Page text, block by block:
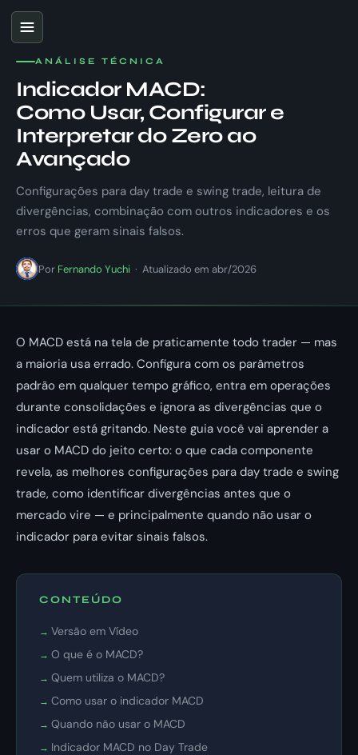
ANÁLISE TÉCNICA
Indicador MACD:
Como Usar, Configurar e
Interpretar do Zero ao
Avançado
Configurações para day trade e swing trade, leitura de
divergências, combinação com outros indicadores e os
erros que geram sinais falsos.
Por Fernando Yuchi · Atualizado em abr/2026
O MACD está na tela de praticamente todo trader — mas
a maioria usa errado. Configura com os parâmetros
padrão em qualquer tempo gráfico, entra em operações
durante consolidações e ignora as divergências que o
indicador está gritando. Neste guia você vai aprender a
usar o MACD do jeito certo: o que cada componente
revela, as melhores configurações para day trade e swing
trade, como identificar divergências antes que o
mercado vire — e principalmente quando não usar o
indicador para evitar sinais falsos.
CONTEÚDO
Versão em Vídeo
O que é o MACD?
Quem utiliza o MACD?
Como usar o indicador MACD
Quando não usar o MACD
Indicador MACD no Day Trade